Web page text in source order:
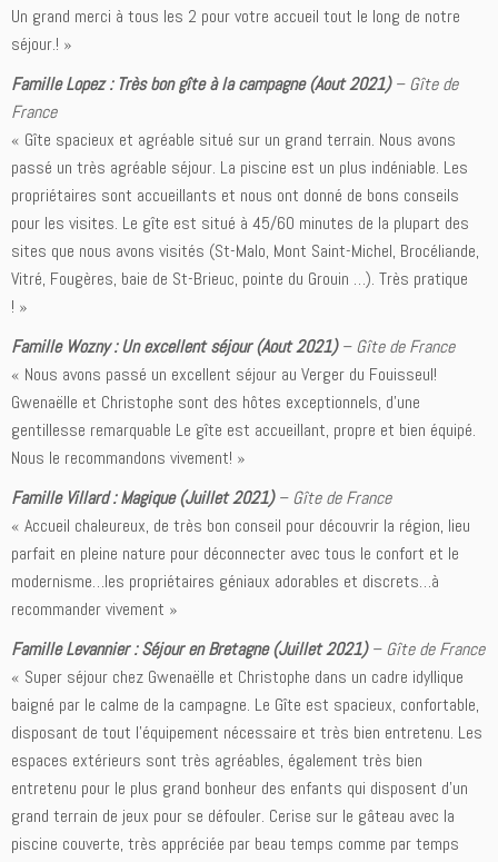
Un grand merci à tous les 2 pour votre accueil tout le long de notre
séjour.! »
Famille Lopez : Très bon gîte à la campagne (Aout 2021)– Gîte de
France
« Gîte spacieux et agréable situé sur un grand terrain. Nous avons
passé un très agréable séjour. La piscine est un plus indéniable. Les
propriétaires sont accueillants et nous ont donné de bons conseils
pour les visites. Le gîte est situé à 45/60 minutes de la plupart des
sites que nous avons visités (St-Malo, Mont Saint-Michel, Brocéliande,
Vitré, Fougères, baie de St-Brieuc, pointe du Grouin …). Très pratique
! »
Famille Wozny : Un excellent séjour (Aout 2021)– Gîte de France
« Nous avons passé un excellent séjour au Verger du Fouisseul!
Gwenaëlle et Christophe sont des hôtes exceptionnels, d’une
gentillesse remarquable Le gîte est accueillant, propre et bien équipé.
Nous le recommandons vivement! »
Famille Villard : Magique (Juillet 2021)– Gîte de France
« Accueil chaleureux, de très bon conseil pour découvrir la région, lieu
parfait en pleine nature pour déconnecter avec tous le confort et le
modernisme…les propriétaires géniaux adorables et discrets…à
recommander vivement »
Famille Levannier : Séjour en Bretagne (Juillet 2021)– Gîte de France
« Super séjour chez Gwenaëlle et Christophe dans un cadre idyllique
baigné par le calme de la campagne. Le Gîte est spacieux, confortable,
disposant de tout l’équipement nécessaire et très bien entretenu. Les
espaces extérieurs sont très agréables, également très bien
entretenu pour le plus grand bonheur des enfants qui disposent d’un
grand terrain de jeux pour se défouler. Cerise sur le gâteau avec la
piscine couverte, très appréciée par beau temps comme par temps